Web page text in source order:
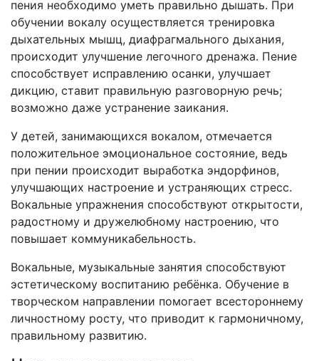
пения необходимо уметь правильно дышать. При
обучении вокалу осуществляется тренировка
дыхательных мышц, диафрагмального дыхания,
происходит улучшение легочного дренажа. Пение
способствует исправлению осанки, улучшает
дикцию, ставит правильную разговорную речь;
возможно даже устранение заикания.
У детей, занимающихся вокалом, отмечается
положительное эмоциональное состояние, ведь
при пении происходит выработка эндорфинов,
улучшающих настроение и устраняющих стресс.
Вокальные упражнения способствуют открытости,
радостному и дружелюбному настроению, что
повышает коммуникабельность.
Вокальные, музыкальные занятия способствуют
эстетическому воспитанию ребёнка. Обучение в
творческом направлении помогает всестороннему
личностному росту, что приводит к гармоничному,
правильному развитию.